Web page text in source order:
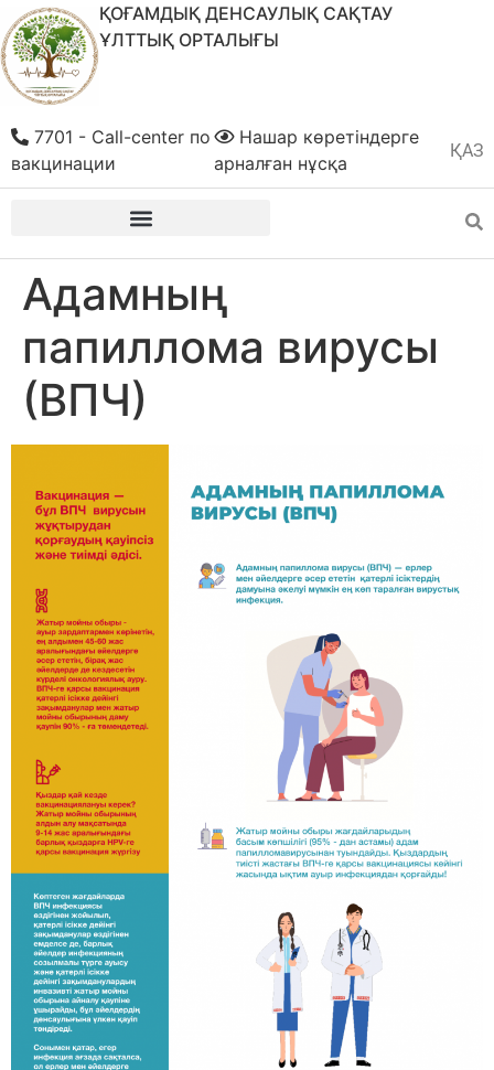
ҚОҒАМДЫҚ ДЕНСАУЛЫҚ САҚТАУ
ҰЛТТЫҚ ОРТАЛЫҒЫ
ҚАЗ
РУС
Нашар көретіндерге
арналған нұсқа
7701 - Call-center по
вакцинации
Адамның
папиллома вирусы
(ВПЧ)